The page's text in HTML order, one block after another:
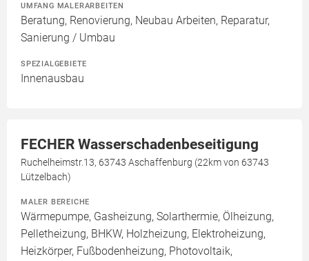
UMFANG MALERARBEITEN
Beratung, Renovierung, Neubau Arbeiten, Reparatur,
Sanierung / Umbau
SPEZIALGEBIETE
Innenausbau
FECHER Wasserschadenbeseitigung
Ruchelheimstr.13, 63743 Aschaffenburg (22km von 63743
Lützelbach)
MALER BEREICHE
Wärmepumpe, Gasheizung, Solarthermie, Ölheizung,
Pelletheizung, BHKW, Holzheizung, Elektroheizung,
Heizkörper, Fußbodenheizung, Photovoltaik,